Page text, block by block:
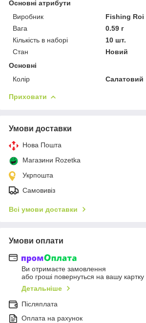
Основні атрибути
Виробник
Fishing Roi
Вага
0.59 г
Кількість в наборі
10 шт.
Стан
Новий
Основні
Колір
Салатовий
Приховати
Умови доставки
Нова Пошта
Магазини Rozetka
Укрпошта
Самовивіз
Всі умови доставки
Умови оплати
Ви отримаєте замовлення
або гроші повернуться на вашу картку
Детальніше
Післяплата
Оплата на рахунок